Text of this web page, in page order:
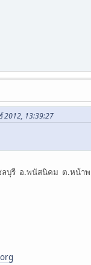
2012, 13:39:27
ลบุรี อ.พนัสนิคม ต.หน้าพ